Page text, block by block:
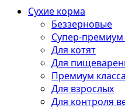
Сухие корма
Беззерновые
Супер-премиум
Для котят
Для
Премиум класса
Для взрослых
Для контроля